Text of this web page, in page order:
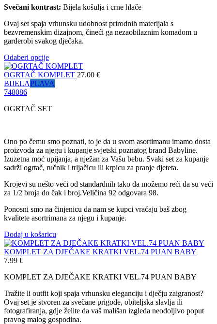
Svečani kontrast: Bijela košulja i crne hlače
Ovaj set spaja vrhunsku udobnost prirodnih materijala s
bezvremenskim dizajnom, čineći ga nezaobilaznim komadom u
garderobi svakog dječaka.
Odaberi opcije
OGRTAČ KOMPLET 27.00 €
BIJELAPLAVA
748086
OGRTAČ SET
Ono po čemu smo poznati, to je da u svom asortimanu imamo dosta
proizvoda za njegu i kupanje svjetski poznatog brand Babyline.
Izuzetna moć upijanja, a nježan za Vašu bebu. Svaki set za kupanje
sadrži ogrtač, ručnik i trljačicu ili krpicu za pranje djeteta.
Krojevi su nešto veći od standardnih tako da možemo reći da su veći
za 1/2 broja do čak i broj.Veličina 92 odgovara 98.
Ponosni smo na činjenicu da nam se kupci vraćaju baš zbog
kvalitete asortrimana za njegu i kupanje.
Dodaj u košaricu
KOMPLET ZA DJEČAKE KRATKI VEL.74 PUAN BABY
7.99 €
KOMPLET ZA DJEČAKE KRATKI VEL.74 PUAN BABY
Tražite li outfit koji spaja vrhunsku eleganciju i dječju zaigranost?
Ovaj set je stvoren za svečane prigode, obiteljska slavlja ili
fotografiranja, gdje želite da vaš mališan izgleda neodoljivo poput
pravog malog gospodina.